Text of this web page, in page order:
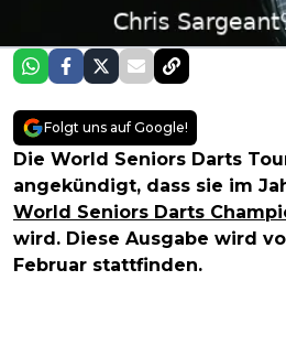
Folgt uns auf Google!
Die World Seniors Darts
angekündigt, dass sie im
World Seniors Darts
wird. Diese Ausgabe wird
Februar stattfinden.